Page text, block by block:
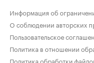
Информация об
О соблюдении авторских
Пользовательское
Политика в отношении
Политика обработки